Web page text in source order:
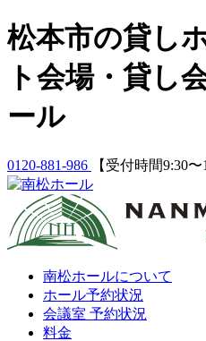
Skip
to
松本市の貸し
ト会場・貸し
ール
0120-881-986 【受付時間9:30〜
南松ホールについて
ホール予約状況
会議室 予約状況
料金